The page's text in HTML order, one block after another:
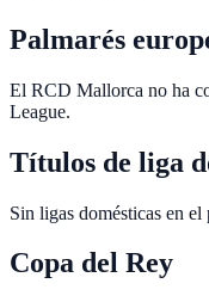
Palmarés
El RCD Mallorca no ha
League.
Títulos de liga
Sin ligas domésticas en el
Copa del Rey